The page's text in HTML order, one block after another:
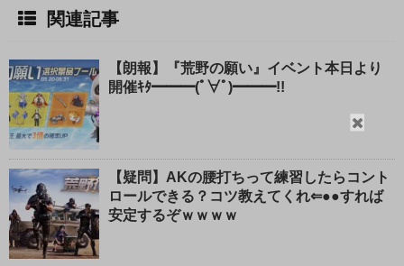
閉
る
関連記事
【朗報】『荒野の願い』イベント本日より
開催ｷﾀ━━━(ﾟ∀ﾟ)━━━!!
【疑問】AKの腰打ちって練習したらコント
ロールできる？コツ教えてくれ⇐●●すれば
安定するぞｗｗｗｗ